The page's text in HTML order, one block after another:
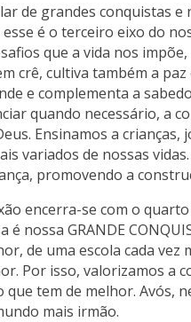
de grandes conquistas
esse é o terceiro eixo do
que a vida nos
crê, cultiva também a
e complementa a
quando necessário, a
Ensinamos a
variados de nossas
promovendo a
encerra-se com o
é nossa GRANDE
de uma escola cada
Por isso, valorizamos a
que tem de melhor. Avós,
mais irmão.